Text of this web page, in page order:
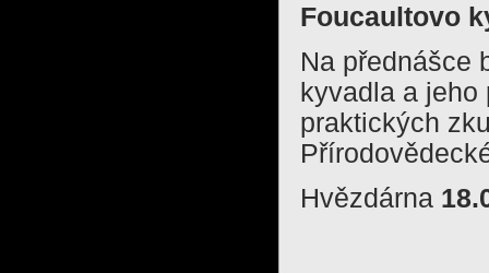
Foucaultovo
Na přednášce
kyvadla a jeho
praktických
Hvězdárna